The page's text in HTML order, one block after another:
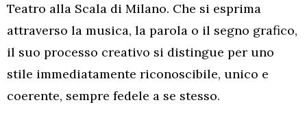
Teatro alla Scala di Milano. Che si esprima
attraverso la musica, la parola o il segno grafico,
il suo processo creativo si distingue per uno
stile immediatamente riconoscibile, unico e
coerente, sempre fedele a se stesso.